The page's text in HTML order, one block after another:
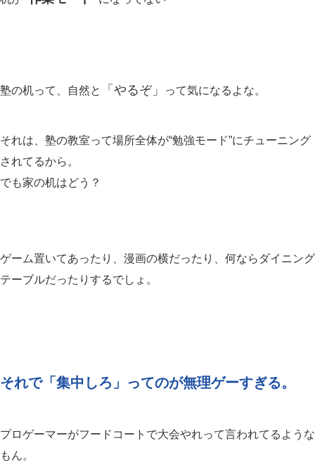
塾の机って、自然と 「やるぞ」 って気になるよな。
それは、塾の教室って場所全体が“勉強モード”にチューニング
されてるから。
でも家の机はどう？
ゲーム置いてあったり、漫画の横だったり、何ならダイニング
テーブルだったりするでしょ。
それで「集中しろ」ってのが無理ゲーすぎる。
プロゲーマーがフードコートで大会やれって言われてるような
もん。